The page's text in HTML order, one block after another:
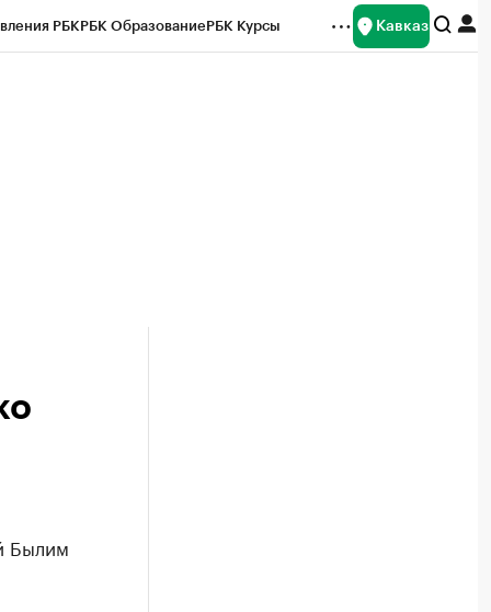
РБКРБК ОбразованиеРБК Курсы Кавказ
Былим